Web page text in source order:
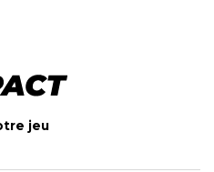
jeu